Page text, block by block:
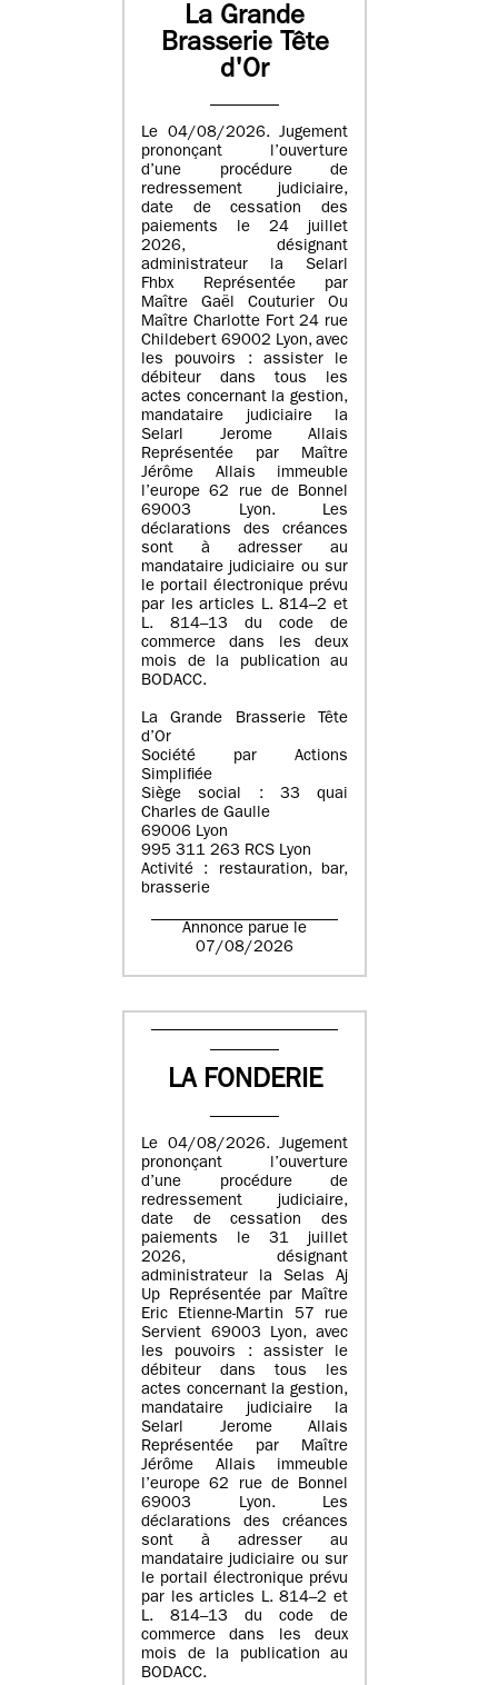
La Grande
Brasserie Tête
d'Or
Le 04/08/2026. Jugement
prononçant l’ouverture
d’une procédure de
redressement judiciaire,
date de cessation des
paiements le 24 juillet
2026, désignant
administrateur la Selarl
Fhbx Représentée par
Maître Gaël Couturier Ou
Maître Charlotte Fort 24 rue
Childebert 69002 Lyon, avec
les pouvoirs : assister le
débiteur dans tous les
actes concernant la gestion,
mandataire judiciaire la
Selarl Jerome Allais
Représentée par Maître
Jérôme Allais immeuble
l’europe 62 rue de Bonnel
69003 Lyon. Les
déclarations des créances
sont à adresser au
mandataire judiciaire ou sur
le portail électronique prévu
par les articles L. 814–2 et
L. 814–13 du code de
commerce dans les deux
mois de la publication au
BODACC.
La Grande Brasserie Tête
d’Or
Société par Actions
Simplifiée
Siège social : 33 quai
Charles de Gaulle
69006 Lyon
995 311 263 RCS Lyon
Activité : restauration, bar,
brasserie
Annonce parue le
07/08/2026
LA FONDERIE
Le 04/08/2026. Jugement
prononçant l’ouverture
d’une procédure de
redressement judiciaire,
date de cessation des
paiements le 31 juillet
2026, désignant
administrateur la Selas Aj
Up Représentée par Maître
Eric Etienne-Martin 57 rue
Servient 69003 Lyon, avec
les pouvoirs : assister le
débiteur dans tous les
actes concernant la gestion,
mandataire judiciaire la
Selarl Jerome Allais
Représentée par Maître
Jérôme Allais immeuble
l’europe 62 rue de Bonnel
69003 Lyon. Les
déclarations des créances
sont à adresser au
mandataire judiciaire ou sur
le portail électronique prévu
par les articles L. 814–2 et
L. 814–13 du code de
commerce dans les deux
mois de la publication au
BODACC.